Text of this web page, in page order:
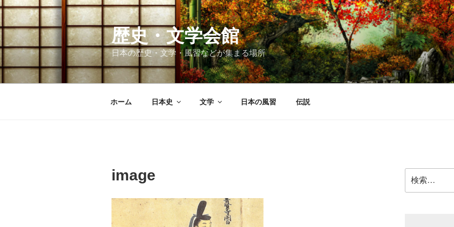
コ
テ
ン
ツ
へ
歴史・文学会館
日本の歴史・文学・風習などが集まる場所
ホーム 日本史 文学 日本の風習 伝説
image
索: